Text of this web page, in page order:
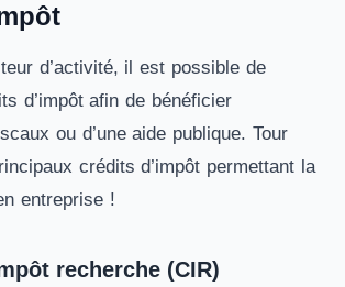
d’activité, il est possible de
d’impôt afin de bénéficier
ou d’une aide publique. Tour
crédits d’impôt permettant la
entreprise !
recherche (CIR)